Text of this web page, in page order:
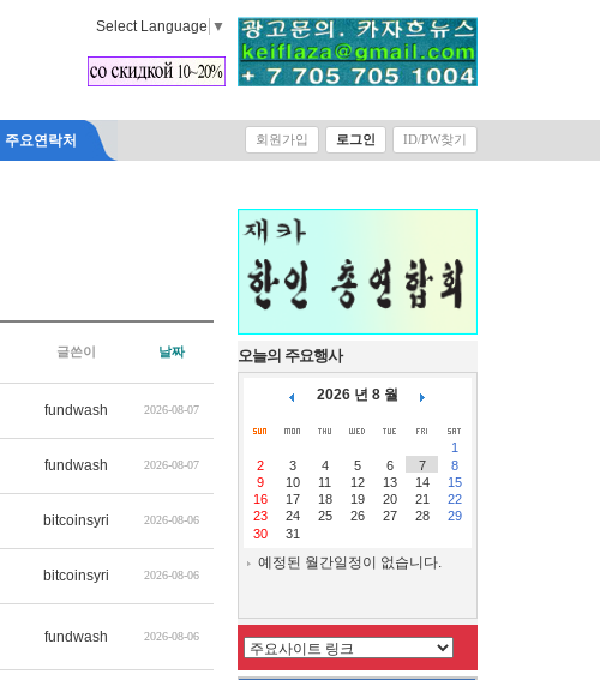
Select Language ▼
주요연락처 회원가입 로그인 ID/PW찾기
글쓴이 날짜
fundwash 2026-08-07
fundwash 2026-08-07
bitcoinsyri 2026-08-06
bitcoinsyri 2026-08-06
fundwash 2026-08-06
오늘의 주요행사
2026 년 8 월
1
2
3 4 5 6 7
8
9
10 11 12 13 14
15
16
17 18 19 20 21
22
23
24 25 26 27 28
29
30
31
예정된 월간일정이 없습니다.